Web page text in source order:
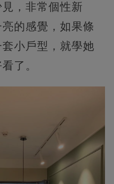
，非常個性新
的感覺，如果條
小戶型，就學她
了。